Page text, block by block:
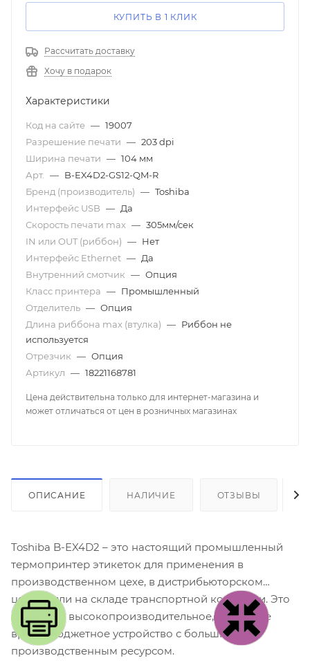
КУПИТЬ В 1 КЛИК
Рассчитать доставку
Хочу в подарок
Характеристики
Код на сайте — 19007
Разрешение печати — 203 dpi
Ширина печати — 104 мм
Арт. — B-EX4D2-GS12-QM-R
Бренд (производитель) — Toshiba
Интерфейс USB — Да
Скорость печати mаx — 305мм/сек
IN или OUT (риббон) — Нет
Интерфейс Ethernet — Да
Внутренний смотчик — Опция
Класс принтера — Промышленный
Отделитель — Опция
Длина риббона max (втулка) — Риббон не
используется
Отрезчик — Опция
Артикул — 18221168781
Цена действительна только для интернет-магазина и
может отличаться от цен в розничных магазинах
ОПИСАНИЕ НАЛИЧИЕ ОТЗЫВЫ
Toshiba B-EX4D2 – это настоящий промышленный
термопринтер этикеток для применения в
производственном цехе, в дистрибьюторском
центре или на складе транспортной компании. Это
надежное высокопроизводительное, но в то же
время бюджетное устройство с большим
производственным ресурсом.